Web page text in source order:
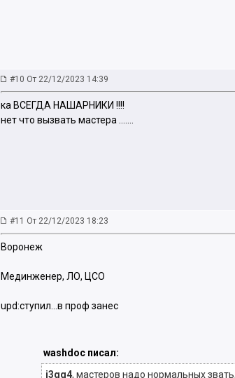
#10 От 22/12/2023 14:39
ка ВСЕГДА НАШАРНИКИ !!!!
нет что вызвать мастера .......
#11 От 22/12/2023 18:23
Воронеж
Мединженер, ЛО, ЦСО
upd:ступил...в проф занес
washdoc писал:
j3qq4, мастеров надо нормальных